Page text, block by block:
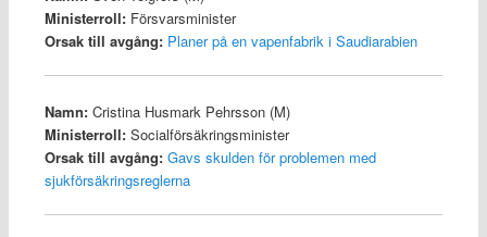
Ministerroll:Försvarsminister
Orsak till avgång: Planer på en vapenfabrik i Saudiarabien
Namn:Cristina Husmark Pehrsson (M)
Ministerroll:Socialförsäkringsminister
Orsak till avgång: Gavs skulden för problemen med
sjukförsäkringsreglerna